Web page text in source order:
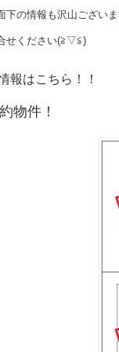
下の情報も沢山ござい
せください(≧▽≦)
報はこちら！！
物件！